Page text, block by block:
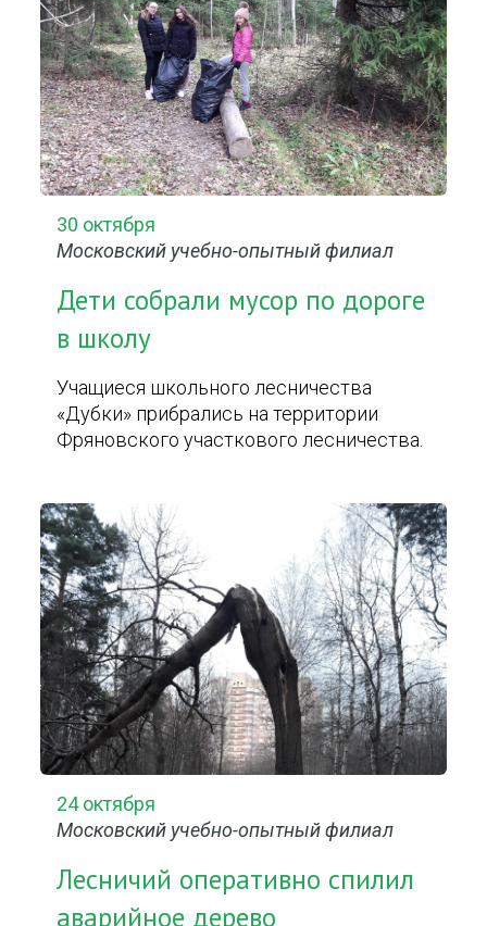
30 октября
Московский учебно-опытный филиал
Дети собрали мусор по дороге
в школу
Учащиеся школьного лесничества
«Дубки» прибрались на территории
Фряновского участкового лесничества.
24 октября
Московский учебно-опытный филиал
Лесничий оперативно спилил
аварийное дерево